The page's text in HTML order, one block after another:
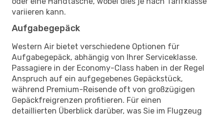
variieren kann.
Aufgabegepäck
Western Air bietet verschiedene Optionen für
Aufgabegepäck, abhängig von Ihrer Serviceklasse.
Passagiere in der Economy-Class haben in der Regel
Anspruch auf ein aufgegebenes Gepäckstück,
während Premium-Reisende oft von großzügigen
Gepäckfreigrenzen profitieren. Für einen
detaillierten Überblick darüber, was Sie im Flugzeug